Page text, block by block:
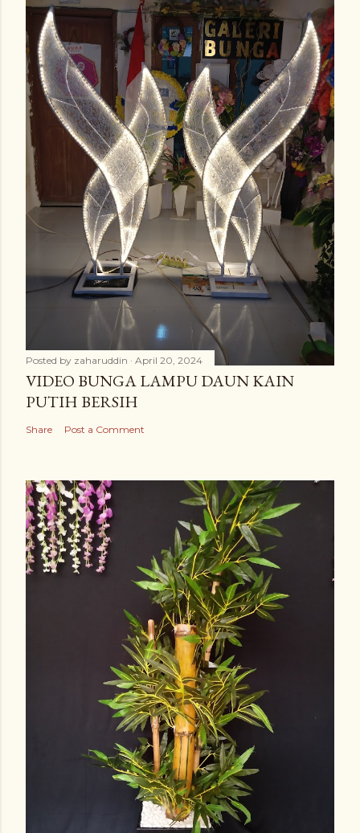
Posted by zaharuddin April 20, 2024
VIDEO BUNGA LAMPU DAUN KAIN
PUTIH BERSIH
Share Post a Comment